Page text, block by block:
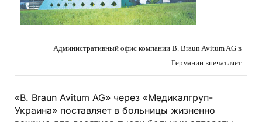
Административный офис компании B. Braun Avitum AG в
Германии впечатляет
«B. Braun Avitum AG» через «Медикалгруп-
Украина» поставляет в больницы жизненно